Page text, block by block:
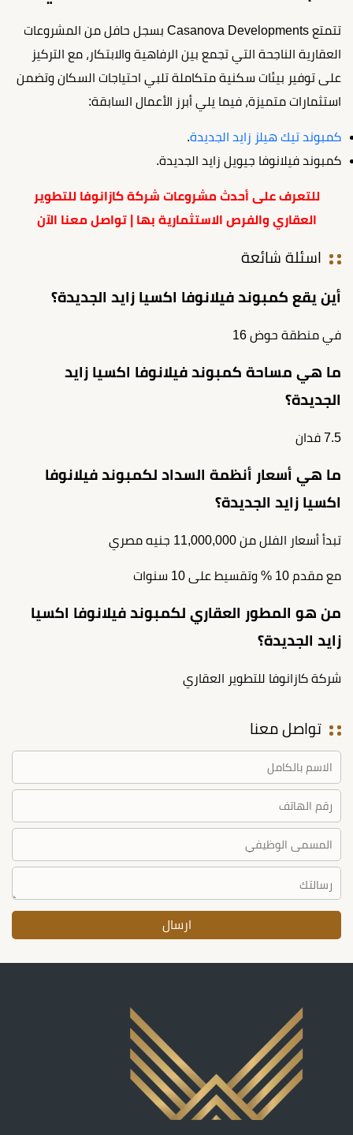
تتمتع Casanova Developments بسجل حافل من المشروعات
العقارية الناجحة التي تجمع بين الرفاهية والابتكار، مع التركيز
على توفير بيئات سكنية متكاملة تلبي احتياجات السكان وتضمن
استثمارات متميزة، فيما يلي أبرز الأعمال السابقة:
كمبوند تيك هيلز زايد الجديدة.
كمبوند فيلانوفا جيويل زايد الجديدة.
للتعرف على أحدث مشروعات شركة كازانوفا للتطوير
العقاري والفرص الاستثمارية بها | تواصل معنا الآن
اسئلة شائعة
أين يقع كمبوند فيلانوفا اكسيا زايد الجديدة؟
في منطقة حوض 16
ما هي مساحة كمبوند فيلانوفا اكسيا زايد
الجديدة؟
7.5 فدان
ما هي أسعار أنظمة السداد لكمبوند فيلانوفا
اكسيا زايد الجديدة؟
تبدأ أسعار الفلل من 11,000,000 جنيه مصري
مع مقدم 10 % وتقسيط على 10 سنوات
من هو المطور العقاري لكمبوند فيلانوفا اكسيا
زايد الجديدة؟
شركة كازانوفا للتطوير العقاري
تواصل معنا